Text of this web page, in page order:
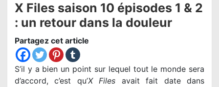
X Files saison 10 épisodes 1 & 2
: un retour dans la douleur
Partagez cet article
S’il y a bien un point sur lequel tout le monde sera
d’accord, c’est qu’X Files avait fait date dans